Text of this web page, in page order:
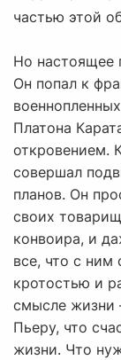
частью этой
Но настоящее
Он попал к
Платона
откровением.
совершал
планов. Он
своих
конвоира, и
все, что с ним
кротостью и
смысле жизни
Пьеру, что
жизни. Что